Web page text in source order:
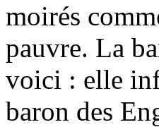
moirés
pauvre. La
voici : elle
baron des